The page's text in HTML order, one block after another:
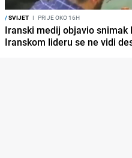
/SVIJET I PRIJE OKO 16H
Iranski medij objavio snimak
Iranskom lideru se ne vidi